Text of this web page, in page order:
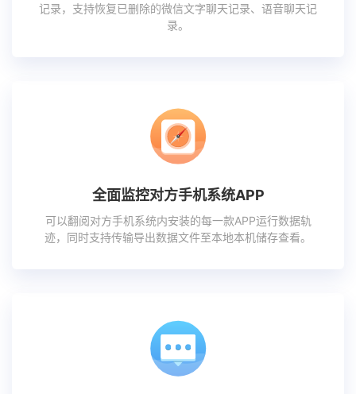
记录，支持恢复已删除的微信文字聊天记录、语音聊天记
录。
全面监控对方手机系统APP
可以翻阅对方手机系统内安装的每一款APP运行数据轨
迹，同时支持传输导出数据文件至本地本机储存查看。